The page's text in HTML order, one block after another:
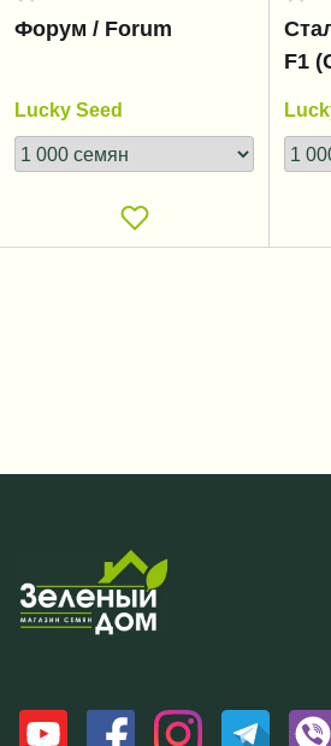
Форум / Forum
Lucky Seed
F1